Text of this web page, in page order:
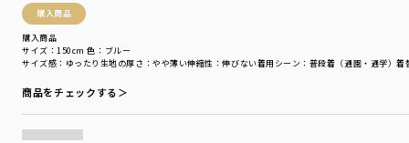
購入商品
購入商品
サイズ感 ：ゆったり 生地の厚さ ：やや薄い伸縮性 ：伸びない着用シーン ：普段着（通園・通学）着
サイズ：150cm 色：ブルー
商品をチェックする＞
着用イメージ/カラー：サックス
モデル：身長119.5cm 体重22.5kg
サイズ：サイズ120
シーズン
／ アウトレット
カテゴリ
／ボトムス>ロングパンツ